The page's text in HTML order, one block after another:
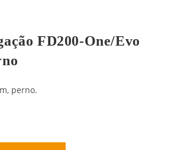
FD200-One/Evo
perno.